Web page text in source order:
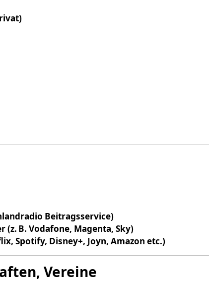
Beitragsservice)
B. Vodafone, Magenta, Sky)
Spotify, Disney+, Joyn, Amazon etc.)
Vereine